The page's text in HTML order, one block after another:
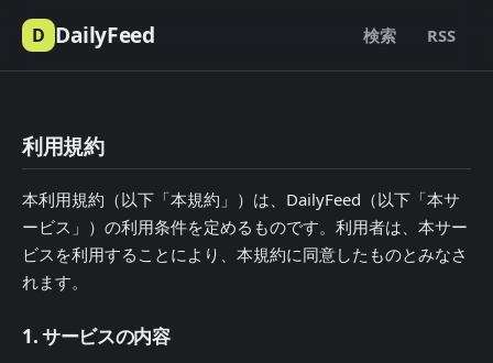
D DailyFeed 検索 RSS
利用規約
本利用規約（以下「本規約」）は、DailyFeed（以下「本サ
ービス」）の利用条件を定めるものです。利用者は、本サー
ビスを利用することにより、本規約に同意したものとみなさ
れます。
1. サービスの内容